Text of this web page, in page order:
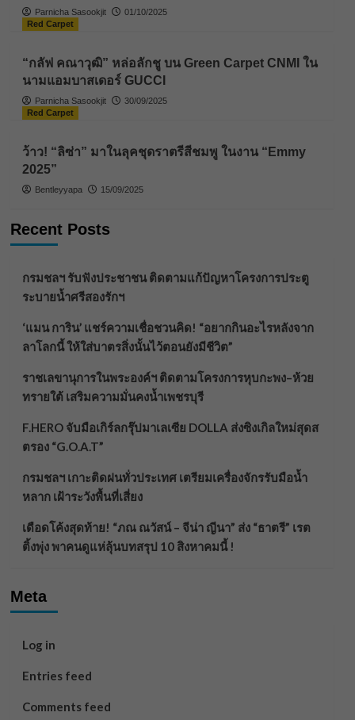
Parnicha Sasookjit
01/10/2025
Red Carpet
“กลัฟ คณาวุฒิ” หล่อลักชู บน Green Carpet CNMI ใน
นามแอมบาสเดอร์ GUCCI
Parnicha Sasookjit
30/09/2025
Red Carpet
ว้าว! “ลิซ่า” มาในลุคชุดราตรีสีชมพู ในงาน “Emmy
2025”
Bentleyyapa 15/09/2025
Recent Posts
กรมชลฯ รับฟังประชาชน ติดตามแก้ปัญหาโครงการประตู
ระบายน้ำศรีสองรักฯ
‘แมน การิน’ แชร์ความเชื่อชวนคิด! “อยากกินอะไรหลังจาก
ลาโลกนี้ ให้ใส่บาตรสิ่งนั้นไว้ตอนยังมีชีวิต”
ราชเลขานุการในพระองค์ฯ ติดตามโครงการหุบกะพง–ห้วย
ทรายใต้ เสริมความมั่นคงน้ำเพชรบุรี
F.HERO จับมือเกิร์ลกรุ๊ปมาเลเซีย DOLLA ส่งซิงเกิลใหม่สุดส
ตรอง “G.O.A.T”
กรมชลฯ เกาะติดฝนทั่วประเทศ เตรียมเครื่องจักรรับมือน้ำ
หลาก เฝ้าระวังพื้นที่เสี่ยง
เดือดโค้งสุดท้าย! “ภณ ณวัสน์ – จีน่า ญีนา” ส่ง “ธาตรี” เรต
ติ้งพุ่ง พาคนดูแห่ลุ้นบทสรุป 10 สิงหาคมนี้ !
Meta
Log in
Entries feed
Comments feed